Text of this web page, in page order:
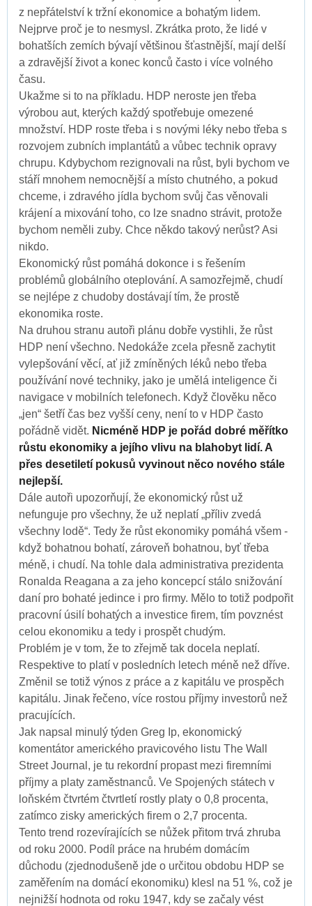
z nepřátelství k tržní ekonomice a bohatým lidem.
Nejprve proč je to nesmysl. Zkrátka proto, že lidé v
bohatších zemích bývají většinou šťastnější, mají delší
a zdravější život a konec konců často i více volného
času.
Ukažme si to na příkladu. HDP neroste jen třeba
výrobou aut, kterých každý spotřebuje omezené
množství. HDP roste třeba i s novými léky nebo třeba s
rozvojem zubních implantátů a vůbec technik opravy
chrupu. Kdybychom rezignovali na růst, byli bychom ve
stáří mnohem nemocnější a místo chutného, a pokud
chceme, i zdravého jídla bychom svůj čas věnovali
krájení a mixování toho, co lze snadno strávit, protože
bychom neměli zuby. Chce někdo takový nerůst? Asi
nikdo.
Ekonomický růst pomáhá dokonce i s řešením
problémů globálního oteplování. A samozřejmě, chudí
se nejlépe z chudoby dostávají tím, že prostě
ekonomika roste.
Na druhou stranu autoři plánu dobře vystihli, že růst
HDP není všechno. Nedokáže zcela přesně zachytit
vylepšování věcí, ať již zmíněných léků nebo třeba
používání nové techniky, jako je umělá inteligence či
navigace v mobilních telefonech. Když člověku něco
„jen“ šetří čas bez vyšší ceny, není to v HDP často
pořádně vidět. Nicméně HDP je pořád dobré měřítko
růstu ekonomiky a jejího vlivu na blahobyt lidí. A
přes desetiletí pokusů vyvinout něco nového stále
nejlepší.
Dále autoři upozorňují, že ekonomický růst už
nefunguje pro všechny, že už neplatí „příliv zvedá
všechny lodě“. Tedy že růst ekonomiky pomáhá všem -
když bohatnou bohatí, zároveň bohatnou, byť třeba
méně, i chudí. Na tohle dala administrativa prezidenta
Ronalda Reagana a za jeho koncepcí stálo snižování
daní pro bohaté jedince i pro firmy. Mělo to totiž podpořit
pracovní úsilí bohatých a investice firem, tím povznést
celou ekonomiku a tedy i prospět chudým.
Problém je v tom, že to zřejmě tak docela neplatí.
Respektive to platí v posledních letech méně než dříve.
Změnil se totiž výnos z práce a z kapitálu ve prospěch
kapitálu. Jinak řečeno, více rostou příjmy investorů než
pracujících.
Jak napsal minulý týden Greg Ip, ekonomický
komentátor amerického pravicového listu The Wall
Street Journal, je tu rekordní propast mezi firemními
příjmy a platy zaměstnanců. Ve Spojených státech v
loňském čtvrtém čtvrtletí rostly platy o 0,8 procenta,
zatímco zisky amerických firem o 2,7 procenta.
Tento trend rozevírajících se nůžek přitom trvá zhruba
od roku 2000. Podíl práce na hrubém domácím
důchodu (zjednodušeně jde o určitou obdobu HDP se
zaměřením na domácí ekonomiku) klesl na 51 %, což je
nejnižší hodnota od roku 1947, kdy se začaly vést